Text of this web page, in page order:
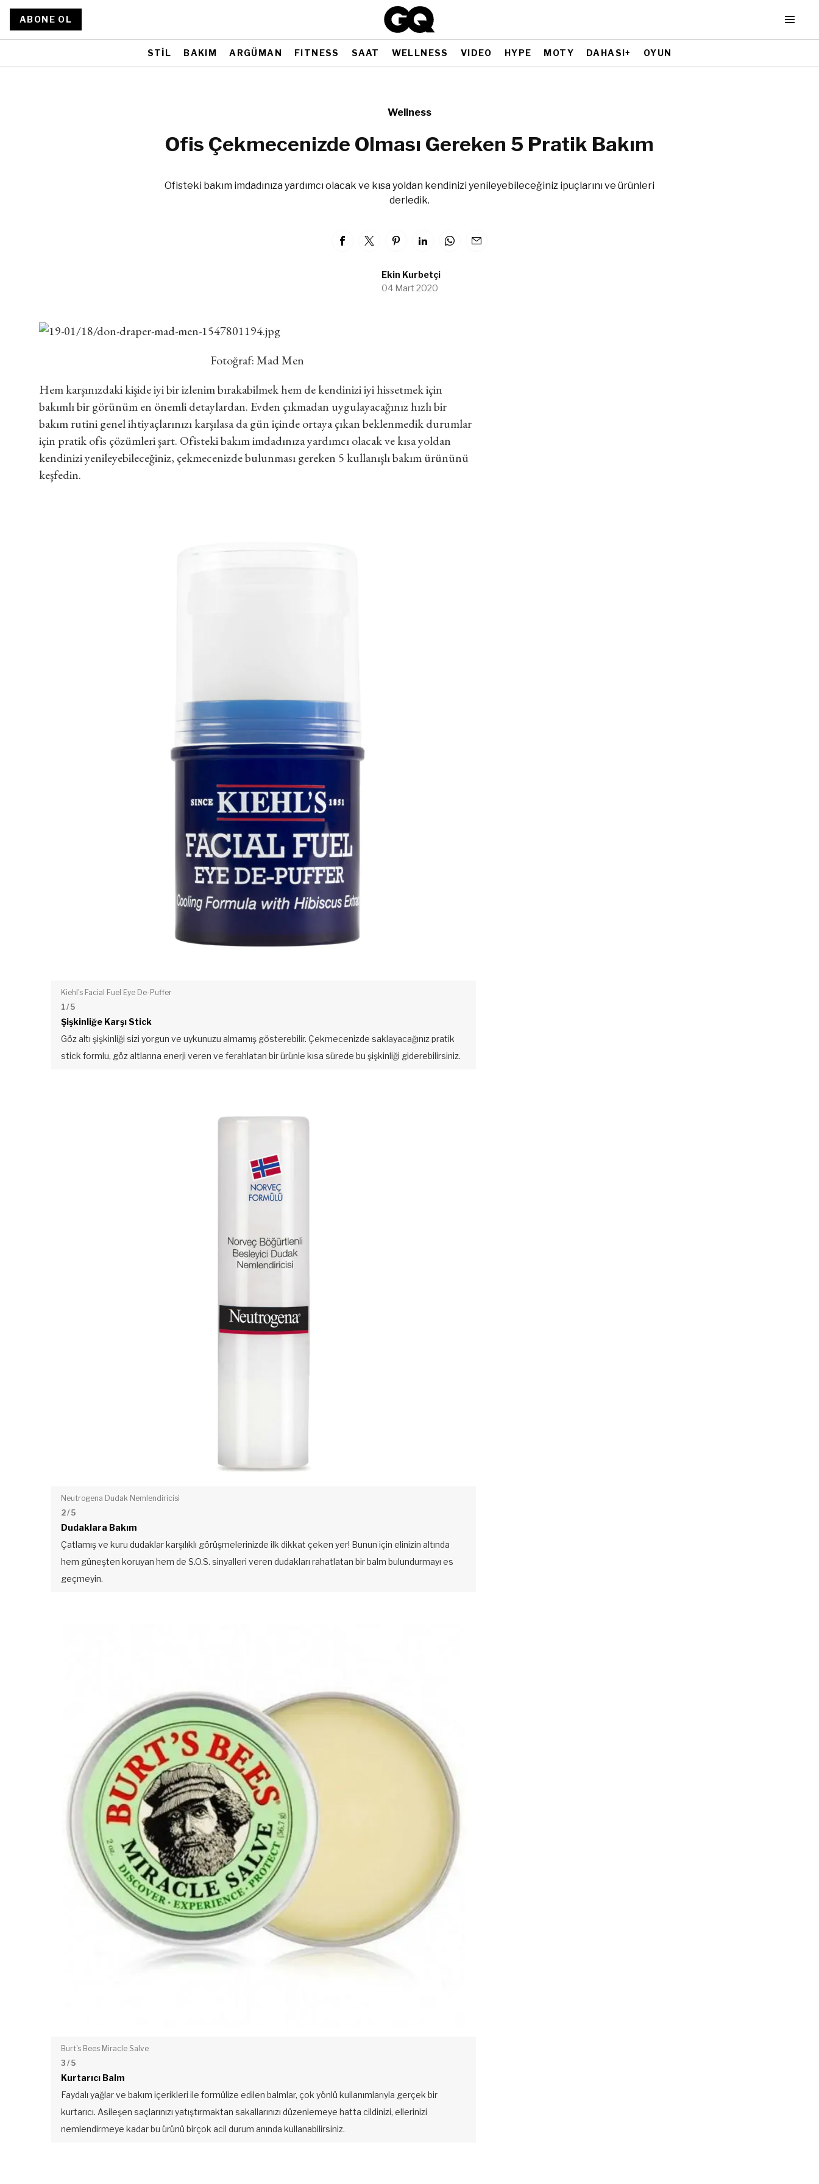
ABONE OL
STİL BAKIM ARGÜMAN FITNESS SAAT WELLNESS VIDEO HYPE MOTY DAHASI+ OYUN
Wellness
Ofis Çekmecenizde Olması Gereken 5 Pratik Bakım
Ofisteki bakım imdadınıza yardımcı olacak ve kısa yoldan kendinizi yenileyebileceğiniz ipuçlarını ve ürünleri
derledik.
Ekin Kurbetçi
04 Mart 2020
Fotoğraf: Mad Men
Hem karşınızdaki kişide iyi bir izlenim bırakabilmek hem de kendinizi iyi hissetmek için
bakımlı bir görünüm en önemli detaylardan. Evden çıkmadan uygulayacağınız hızlı bir
bakım rutini genel ihtiyaçlarınızı karşılasa da gün içinde ortaya çıkan beklenmedik durumlar
için pratik ofis çözümleri şart. Ofisteki bakım imdadınıza yardımcı olacak ve kısa yoldan
kendinizi yenileyebileceğiniz, çekmecenizde bulunması gereken 5 kullanışlı bakım ürününü
keşfedin.
Kiehl's Facial Fuel Eye De-Puffer
1 / 5
Şişkinliğe Karşı Stick
Göz altı şişkinliği sizi yorgun ve uykunuzu almamış gösterebilir. Çekmecenizde saklayacağınız pratik
stick formlu, göz altlarına enerji veren ve ferahlatan bir ürünle kısa sürede bu şişkinliği giderebilirsiniz.
Neutrogena Dudak Nemlendiricisi
2/ 5
Dudaklara Bakım
Çatlamış ve kuru dudaklar karşılıklı görüşmelerinizde ilk dikkat çeken yer! Bunun için elinizin altında
hem güneşten koruyan hem de S.O.S. sinyalleri veren dudakları rahatlatan bir balm bulundurmayı es
geçmeyin.
Burt's Bees Miracle Salve
3 / 5
Kurtarıcı Balm
Faydalı yağlar ve bakım içerikleri ile formülize edilen balmlar, çok yönlü kullanımlarıyla gerçek bir
kurtarıcı. Asileşen saçlarınızı yatıştırmaktan sakallarınızı düzenlemeye hatta cildinizi, ellerinizi
nemlendirmeye kadar bu ürünü birçok acil durum anında kullanabilirsiniz.